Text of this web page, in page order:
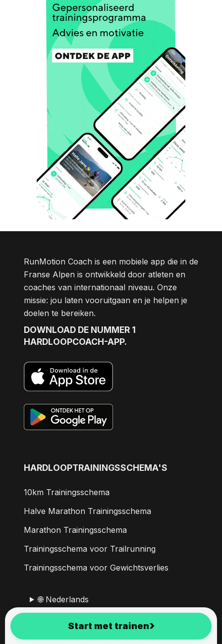
Start met trainen›
RunMotion Coach is een mobiele app die in de
Franse Alpen is ontwikkeld door atleten en
coaches van internationaal niveau. Onze
missie: jou laten vooruitgaan en je helpen je
doelen te bereiken.
DOWNLOAD DE NUMMER 1
HARDLOOPCOACH-APP.
HARDLOOPTRAININGSSCHEMA'S
10km Trainingsschema
Halve Marathon Trainingsschema
Marathon Trainingsschema
Trainingsschema voor Trailrunning
Trainingsschema voor Gewichtsverlies
🌐 Nederlands